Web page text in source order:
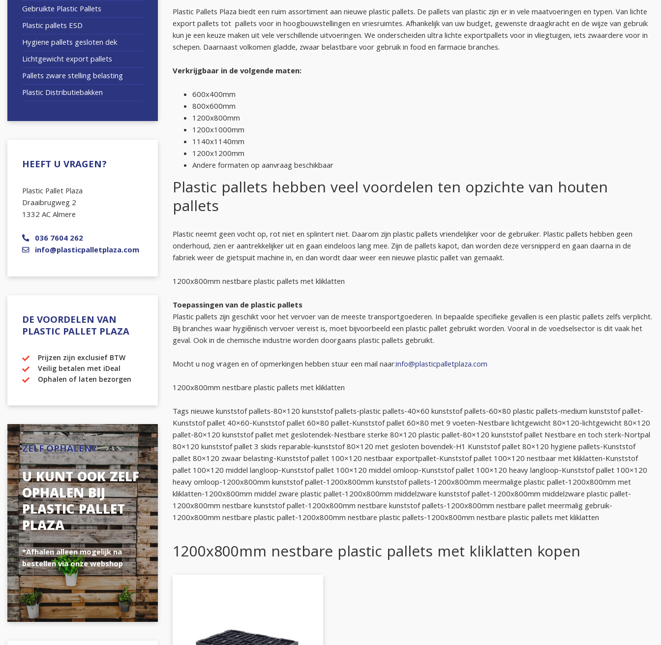
Gebruikte Plastic Pallets
Plastic pallets ESD
Hygiene pallets gesloten dek
Lichtgewicht export pallets
Pallets zware stelling belasting
Plastic Distributiebakken
HEEFT U VRAGEN?
Plastic Pallet Plaza
Draaibrugweg 2
1332 AC Almere
036 7604 262
info@plasticpalletplaza.com
DE VOORDELEN VAN
PLASTIC PALLET PLAZA
Prijzen zijn exclusief BTW
Veilig betalen met iDeal
Ophalen of laten bezorgen
ZELF OPHALEN?
U KUNT OOK ZELF
OPHALEN BIJ
PLASTIC PALLET
PLAZA
*Afhalen alleen mogelijk na
bestellen via onze webshop
Plastic Pallets Plaza biedt een ruim assortiment aan nieuwe plastic pallets. De pallets van plastic zijn er in vele maatvoeringen en typen. Van lichte
export pallets tot pallets voor in hoogbouwstellingen en vriesruimtes. Afhankelijk van uw budget, gewenste draagkracht en de wijze van gebruik
kun je een keuze maken uit vele verschillende uitvoeringen. We onderscheiden ultra lichte exportpallets voor in vliegtuigen, iets zwaardere voor in
schepen. Daarnaast volkomen gladde, zwaar belastbare voor gebruik in food en farmacie branches.
Verkrijgbaar in de volgende maten:
600x400mm
800x600mm
1200x800mm
1200x1000mm
1140x1140mm
1200x1200mm
Andere formaten op aanvraag beschikbaar
Plastic pallets hebben veel voordelen ten opzichte van houten
pallets
Plastic neemt geen vocht op, rot niet en splintert niet. Daarom zijn plastic pallets vriendelijker voor de gebruiker. Plastic pallets hebben geen
onderhoud, zien er aantrekkelijker uit en gaan eindeloos lang mee. Zijn de pallets kapot, dan worden deze versnipperd en gaan daarna in de
fabriek weer de gietspuit machine in, en dan wordt daar weer een nieuwe plastic pallet van gemaakt.
1200x800mm nestbare plastic pallets met kliklatten
Toepassingen van de plastic pallets
Plastic pallets zijn geschikt voor het vervoer van de meeste transportgoederen. In bepaalde specifieke gevallen is een plastic pallets zelfs verplicht.
Bij branches waar hygiënisch vervoer vereist is, moet bijvoorbeeld een plastic pallet gebruikt worden. Vooral in de voedselsector is dit vaak het
geval. Ook in de chemische industrie worden doorgaans plastic pallets gebruikt.
Mocht u nog vragen en of opmerkingen hebben stuur een mail naar:info@plasticpalletplaza.com
1200x800mm nestbare plastic pallets met kliklatten
Tags nieuwe kunststof pallets-80×120 kunststof pallets-plastic pallets-40×60 kunststof pallets-60×80 plastic pallets-medium kunststof pallet-
Kunststof pallet 40×60-Kunststof pallet 60×80 pallet-Kunststof pallet 60×80 met 9 voeten-Nestbare lichtgewicht 80×120-lichtgewicht 80×120
pallet-80×120 kunststof pallet met geslotendek-Nestbare sterke 80×120 plastic pallet-80×120 kunststof pallet Nestbare en toch sterk-Nortpal
80×120 kunststof pallet 3 skids reparable-kunststof 80×120 met gesloten bovendek-H1 Kunststof pallet 80×120 hygiene pallets-Kunststof
pallet 80×120 zwaar belasting-Kunststof pallet 100×120 nestbaar exportpallet-Kunststof pallet 100×120 nestbaar met kliklatten-Kunststof
pallet 100×120 middel langloop-Kunststof pallet 100×120 middel omloop-Kunststof pallet 100×120 heavy langloop-Kunststof pallet 100×120
heavy omloop-1200x800mm kunststof pallet-1200x800mm kunststof pallets-1200x800mm meermalige plastic pallet-1200x800mm met
kliklatten-1200x800mm middel zware plastic pallet-1200x800mm middelzware kunststof pallet-1200x800mm middelzware plastic pallet-
1200x800mm nestbare kunststof pallet-1200x800mm nestbare kunststof pallets-1200x800mm nestbare pallet meermalig gebruik-
1200x800mm nestbare plastic pallet-1200x800mm nestbare plastic pallets-1200x800mm nestbare plastic pallets met kliklatten
1200x800mm nestbare plastic pallets met kliklatten kopen